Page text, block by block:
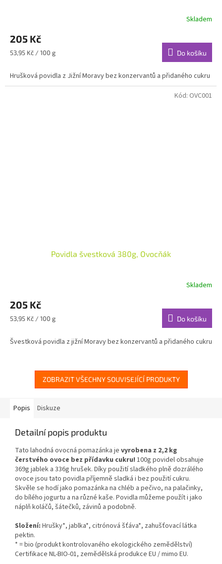
Skladem
205 Kč
Měrná
53,95 Kč / 100 g Do košíku
Hrušková povidla z Jižní Moravy bez konzervantů a přidaného cukru
Povidla švestková 380g, Ovocňák
Skladem
205 Kč
Měrná
53,95 Kč / 100 g Do košíku
Švestková povidla z jižní Moravy bez konzervantů a přidaného cukru
Kód: OVC001
ZOBRAZIT VŠECHNY SOUVISEJÍCÍ PRODUKTY
Popis Diskuze
Detailní popis produktu
Tato lahodná ovocná pomazánka je vyrobena z 2,2 kg
čerstvého ovoce bez přídavku cukru! 100g povidel obsahuje
369g jablek a 336g hrušek. Díky použití sladkého plně dozrálého
ovoce jsou tato povidla příjemně sladká i bez použití cukru.
Skvěle se hodí jako pomazánka na chléb a pečivo, na palačinky,
do bílého jogurtu a na různé kaše. Povidla můžeme použít i jako
náplň koláčů, šátečků, závinů a podobně.
Složení: Hrušky*, jablka*, citrónová šťáva*, zahušťovací látka
pektin.
* = bio (produkt kontrolovaného ekologického zemědělství)
Certifikace NL-BIO-01, zemědělská produkce EU / mimo EU.